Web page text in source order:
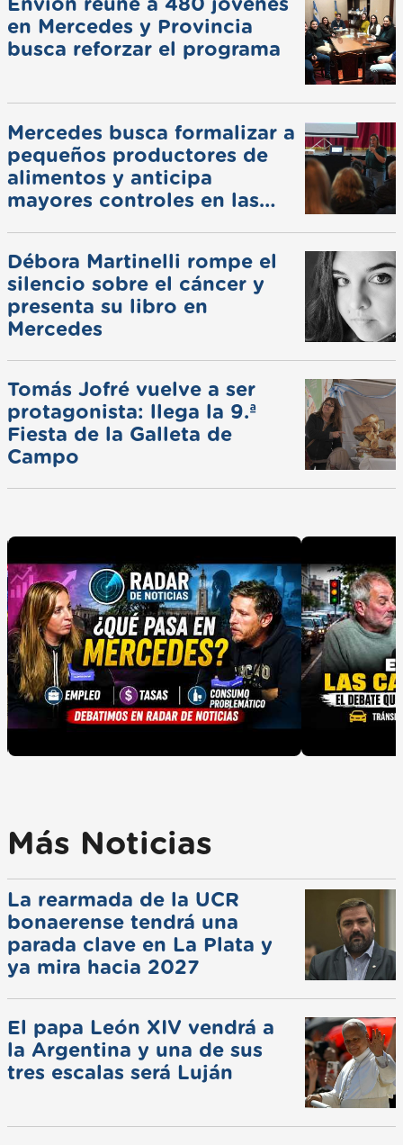
Envión reúne a 480 jóvenes
en Mercedes y Provincia
busca reforzar el programa
Mercedes busca formalizar a
pequeños productores de
alimentos y anticipa
mayores controles en las
Débora Martinelli rompe el
silencio sobre el cáncer y
presenta su libro en
Mercedes
Tomás Jofré vuelve a ser
protagonista: llega la 9.ª
Fiesta de la Galleta de
Campo
Más Noticias
La rearmada de la UCR
bonaerense tendrá una
parada clave en La Plata y
ya mira hacia 2027
El papa León XIV vendrá a
la Argentina y una de sus
tres escalas será Luján